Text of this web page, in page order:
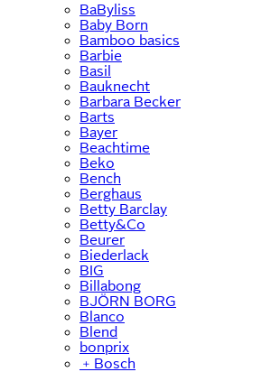
BaByliss
Baby Born
Bamboo basics
Barbie
Basil
Bauknecht
Barbara Becker
Barts
Bayer
Beachtime
Beko
Bench
Berghaus
Betty Barclay
Betty&Co
Beurer
Biederlack
BIG
Billabong
BJÖRN BORG
Blanco
Blend
bonprix
﹢ Bosch